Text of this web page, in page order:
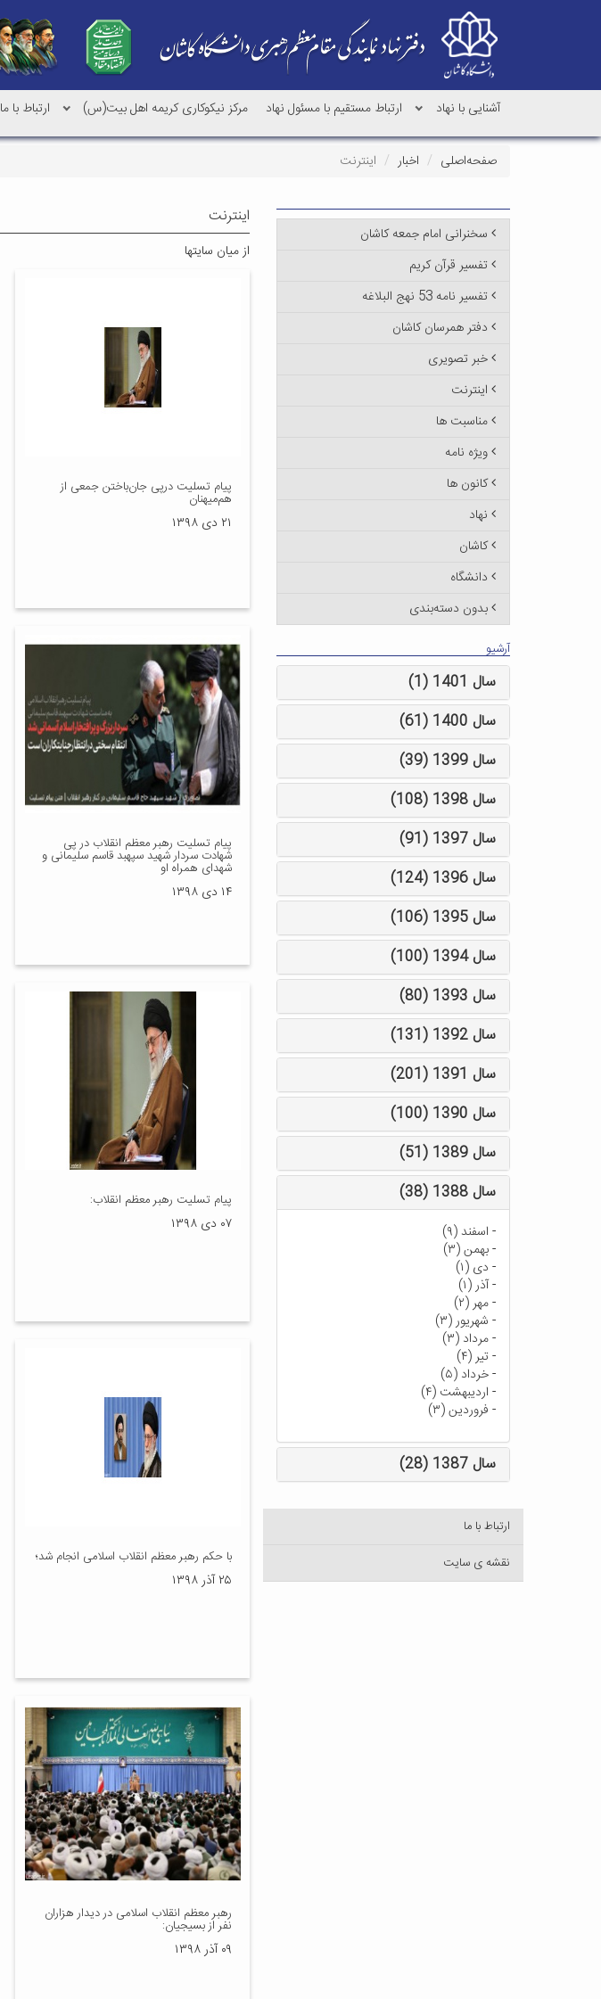
آشنایی با نهاد ارتباط مستقیم با مسئول نهاد مرکز نیکوکاری کریمه اهل بیت(س) ارتباط با ما
صفحه‌اصلی اخبار اینترنت
اینترنت
از میان سایتها
پیام تسلیت درپی جان‌باختن جمعی از
هم‌میهنان
۲۱ دی ۱۳۹۸
پیام تسلیت رهبر معظم انقلاب در پی
شهادت سردار شهید سپهبد قاسم سلیمانی و
شهدای همراه او
۱۴ دی ۱۳۹۸
پیام تسلیت رهبر معظم انقلاب:
۰۷ دی ۱۳۹۸
با حکم رهبر معظم انقلاب اسلامی انجام شد؛
۲۵ آذر ۱۳۹۸
رهبر معظم انقلاب اسلامی در دیدار هزاران
نفر از بسیجیان:
۰۹ آذر ۱۳۹۸
سخنرانی امام جمعه کاشان
تفسیر قرآن کریم
تفسیر نامه 53 نهج البلاغه
دفتر همرسان کاشان
خبر تصویری
اینترنت
مناسبت ها
ویژه نامه
کانون ها
نهاد
کاشان
دانشگاه
بدون دسته‌بندی
آرشیو
سال 1401 (1)
سال 1400 (61)
سال 1399 (39)
سال 1398 (108)
سال 1397 (91)
سال 1396 (124)
سال 1395 (106)
سال 1394 (100)
سال 1393 (80)
سال 1392 (131)
سال 1391 (201)
سال 1390 (100)
سال 1389 (51)
سال 1388 (38)
- اسفند (۹)
-بهمن (۳)
- دی (۱)
-آذر (۱)
-مهر (۲)
- شهریور (۳)
-مرداد (۳)
-تیر (۴)
-خرداد (۵)
- اردیبهشت (۴)
- فروردین (۳)
سال 1387 (28)
ارتباط با ما
نقشه ی سایت